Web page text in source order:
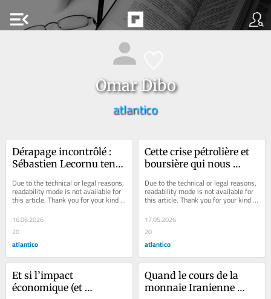
menu_open
Omar Dibo
atlantico
Dérapage incontrôlé :
Sébastien Lecornu tente
budget 2027
Due to the technical or legal reasons,
readability mode is not available for
this article. Thank you for your kind
16.06.2026
20
atlantico
Cette crise pétrolière et
boursière qui nous
Due to the technical or legal reasons,
readability mode is not available for
this article. Thank you for your kind
17.05.2026
20
atlantico
Et si l’impact
économique (et
Quand le cours de la
monnaie Iranienne